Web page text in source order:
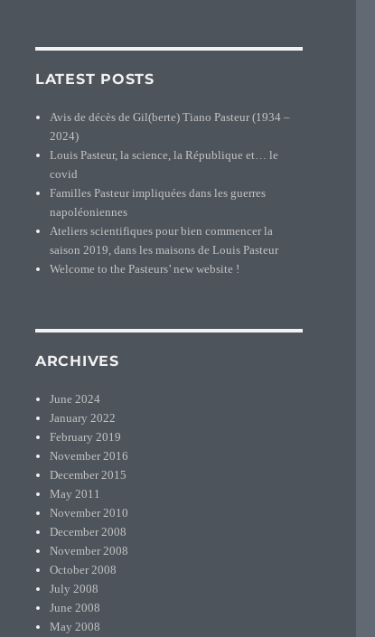
LATEST POSTS
Avis de décès de Gil(berte) Tiano Pasteur (1934 –
2024)
Louis Pasteur, la science, la République et… le
covid
Familles Pasteur impliquées dans les guerres
napoléoniennes
Ateliers scientifiques pour bien commencer la
saison 2019, dans les maisons de Louis Pasteur
Welcome to the Pasteurs’ new website !
ARCHIVES
June 2024
January 2022
February 2019
November 2016
December 2015
May 2011
November 2010
December 2008
November 2008
October 2008
July 2008
June 2008
May 2008